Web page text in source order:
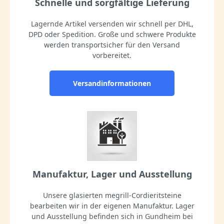
Lagernde Artikel versenden wir schnell per DHL,
DPD oder Spedition. Große und schwere Produkte
werden transportsicher für den Versand
vorbereitet.
Versandinformationen
Manufaktur, Lager und Ausstellung
Unsere glasierten megrill-Cordieritsteine
bearbeiten wir in der eigenen Manufaktur. Lager
und Ausstellung befinden sich in Gundheim bei